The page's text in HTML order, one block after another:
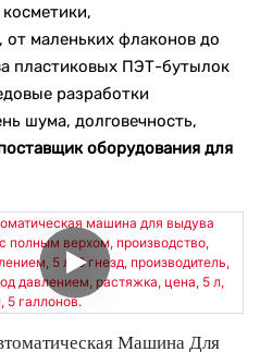
от маленьких флаконов до
пластиковых ПЭТ-бутылок
разработки
шума, долговечность,
оборудования для
Машина Для